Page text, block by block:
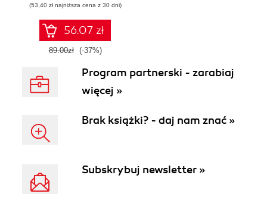
modelowaniu
probabilistycznym.
Wydanie III
(53,40 zł najniższa cena z 30 dni)
56.07 zł
89.00zł (-37%)
Program partnerski - zarabiaj
więcej »
Brak książki? - daj nam znać »
Subskrybuj newsletter »